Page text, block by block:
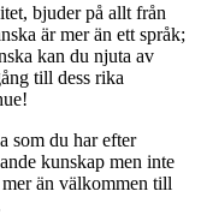
bjuder på allt från
är mer än ett språk;
kan du njuta av
till dess rika
som du har efter
kunskap men inte
än välkommen till